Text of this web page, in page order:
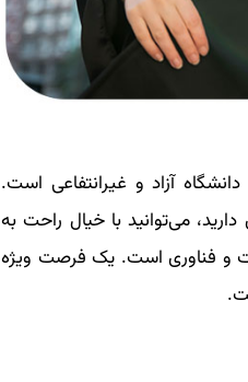
آزاد و غیرانتفاعی است.
می‌توانید با خیال راحت به
و فناوری است. یک فرصت ویژه